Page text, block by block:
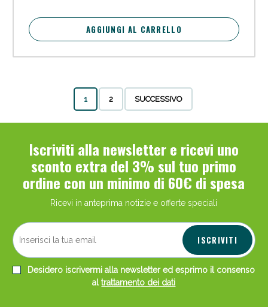
AGGIUNGI AL CARRELLO
1 2 SUCCESSIVO
Iscriviti alla newsletter e ricevi uno
sconto extra del 3% sul tuo primo
ordine con un minimo di 60€ di spesa
Ricevi in anteprima notizie e offerte speciali
ISCRIVITI
Desidero iscrivermi alla newsletter ed esprimo il consenso
altrattamento dei dati